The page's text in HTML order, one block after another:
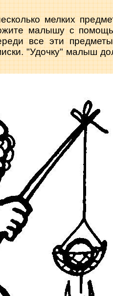
мелких
малышу с
все эти
"Удочку" малыш